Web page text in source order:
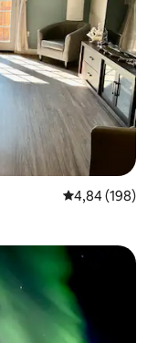
4,84 av 5 i
4,84 (198)